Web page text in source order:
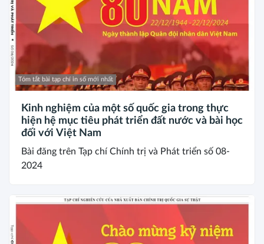
Tóm tắt bài tạp chí in số mới nhất
Kinh nghiệm của một số quốc gia trong thực
hiện hệ mục tiêu phát triển đất nước và bài học
đối với Việt Nam
Bài đăng trên Tạp chí Chính trị và Phát triển số 08-
2024